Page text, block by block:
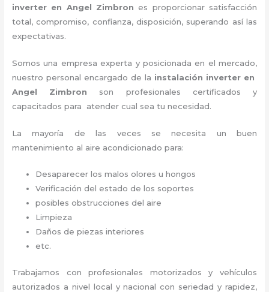
inverter en Angel Zimbron es proporcionar satisfacción
total, compromiso, confianza, disposición, superando así las
expectativas.
Somos una empresa experta y posicionada en el mercado,
nuestro personal encargado de la instalación inverter en
Angel Zimbron son profesionales certificados y
capacitados para atender cual sea tu necesidad.
La mayoría de las veces se necesita un buen
mantenimiento al aire acondicionado para:
Desaparecer los malos olores u hongos
Verificación del estado de los soportes
posibles obstrucciones del aire
Limpieza
Daños de piezas interiores
etc.
Trabajamos con profesionales motorizados y vehículos
autorizados a nivel local y nacional con seriedad y rapidez,